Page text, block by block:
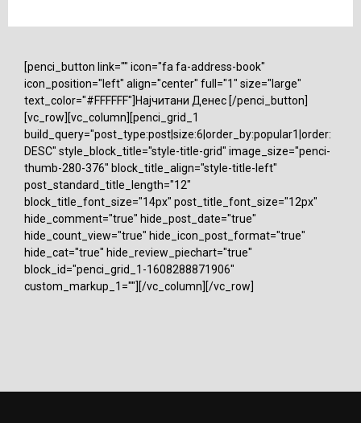
[penci_button link="" icon="fa fa-address-book"
icon_position="left" align="center" full="1" size="large"
text_color="#FFFFFF"]Најчитани Денес [/penci_button]
[vc_row][vc_column][penci_grid_1
build_query="post_type:post|size:6|order_by:popular1|order:
DESC" style_block_title="style-title-grid" image_size="penci-
thumb-280-376" block_title_align="style-title-left"
post_standard_title_length="12"
block_title_font_size="14px" post_title_font_size="12px"
hide_comment="true" hide_post_date="true"
hide_count_view="true" hide_icon_post_format="true"
hide_cat="true" hide_review_piechart="true"
block_id="penci_grid_1-1608288871906"
custom_markup_1=""][/vc_column][/vc_row]